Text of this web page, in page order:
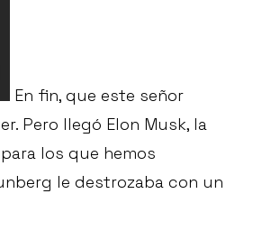
En fin, que este señor
Pero llegó Elon Musk, la
los que hemos
le destrozaba con un